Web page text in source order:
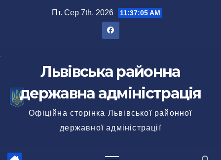
Пт. Сер 7th, 2026 11:37:06 AM
Львівська районна
державна адміністрація
Офіційна сторінка Львівської районної
державної адміністрації